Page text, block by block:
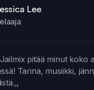
Lee
pitää minut koko
Tarina, musiikki,
,,